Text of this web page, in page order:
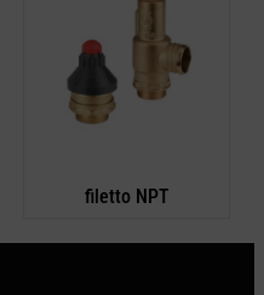
filetto NPT